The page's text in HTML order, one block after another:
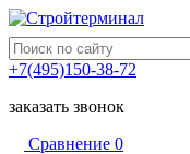
+7(495)150-38-72
заказать звонок
Сравнение 0